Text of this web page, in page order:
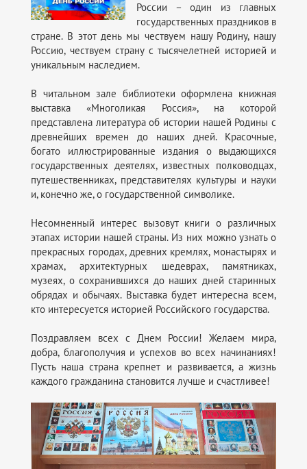
России – один из главных
государственных праздников в
стране. В этот день мы чествуем нашу Родину, нашу
Россию, чествуем страну с тысячелетней историей и
уникальным наследием.
В читальном зале библиотеки оформлена книжная
выставка «Многоликая Россия», на которой
представлена литература об истории нашей Родины с
древнейших времен до наших дней. Красочные,
богато иллюстрированные издания о выдающихся
государственных деятелях, известных полководцах,
путешественниках, представителях культуры и науки
и, конечно же, о государственной символике.
Несомненный интерес вызовут книги о различных
этапах истории нашей страны. Из них можно узнать о
прекрасных городах, древних кремлях, монастырях и
храмах, архитектурных шедеврах, памятниках,
музеях, о сохранившихся до наших дней старинных
обрядах и обычаях. Выставка будет интересна всем,
кто интересуется историей Российского государства.
Поздравляем всех с Днем России! Желаем мира,
добра, благополучия и успехов во всех начинаниях!
Пусть наша страна крепнет и развивается, а жизнь
каждого гражданина становится лучше и счастливее!